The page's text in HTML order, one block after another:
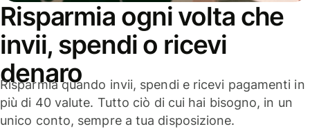
Risparmia ogni volta che
invii, spendi o ricevi
denaro
Risparmia quando invii, spendi e ricevi pagamenti in
più di 40 valute. Tutto ciò di cui hai bisogno, in un
unico conto, sempre a tua disposizione.